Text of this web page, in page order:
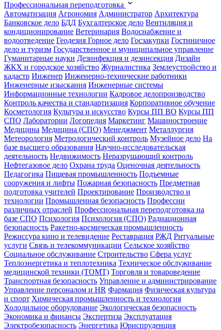
Профессиональная переподготовка
Автоматизация Агрономия Администратор Архитектура
Банковское дело БДД Бухгалтерское дело Вентиляция и
кондиционирование Ветеринария Водоснабжение и
водоотведение Геодезия Горное дело Госзакупки Гостиничное
дело и туризм Государственное и муниципальное управление
Гуманитарные науки Дезинфекция и дезинсекция Дизайн
ЖКХ и городское хозяйство Журналистика Землеустройство и
кадастр Инженер Инженерно-технические работники
Инженерные изыскания Инженерные системы
Информационные технологии Кадровое делопроизводство
Контроль качества и стандартизация Корпоративное обучение
Косметология Культура и искусство Курсы ПП ВО Курсы ПП
СПО Лаборатории Логопедия Маркетинг Машиностроение
Медицина Медицина (СПО) Менеджмент Металлургия
Метеорология Метрологический контроль Музейное дело На
базе высшего образования Научно-исследовательская
деятельность Недвижимость Неразрушающий контроль
Нефтегазовое дело Охрана труда Оценочная деятельность
Педагогика Пищевая промышленность Подъемные
сооружения и лифты Пожарная безопасность Предметная
подготовка учителей Проектирование Производство и
технологии Промышленная безопасность Профессии
различных отраслей Профессиональная переподготовка на
базе СПО Психология Психология (СПО) Радиационная
безопасность Ракетно-космическая промышленность
Режиссура кино и телевидение Реставрация РЖД Ритуальные
услуги Связь и телекоммуникации Сельское хозяйство
Социальное обслуживание Строительство Сфера услуг
Теплоэнергетика и теплотехника Техническое обслуживание
медицинской техники (ТОМТ) Торговля и товароведение
Транспортная безопасность Управление и администрирование
Управление персоналом и HR Фармация Физическая культура
и спорт Химическая промышленность и технология
Холодильное оборудование Экологическая безопасность
Экономика и финансы Экспертиза Эксплуатация
Электробезопасность Энергетика Юриспруденция